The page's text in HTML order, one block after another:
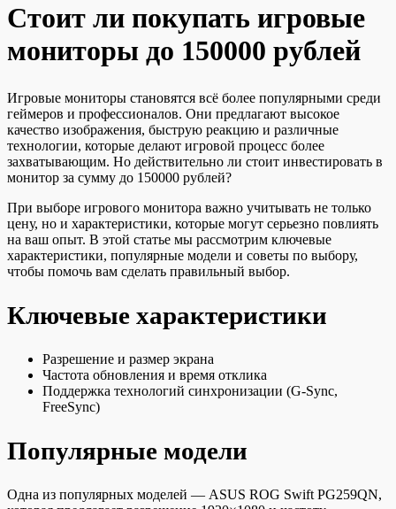
Стоит ли покупать игровые
мониторы до 150000 рублей
Игровые мониторы становятся всё более популярными среди
геймеров и профессионалов. Они предлагают высокое
качество изображения, быструю реакцию и различные
технологии, которые делают игровой процесс более
захватывающим. Но действительно ли стоит инвестировать в
монитор за сумму до 150000 рублей?
При выборе игрового монитора важно учитывать не только
цену, но и характеристики, которые могут серьезно повлиять
на ваш опыт. В этой статье мы рассмотрим ключевые
характеристики, популярные модели и советы по выбору,
чтобы помочь вам сделать правильный выбор.
Ключевые характеристики
Разрешение и размер экрана
Частота обновления и время отклика
Поддержка технологий синхронизации (G-Sync,
FreeSync)
Популярные модели
Одна из популярных моделей — ASUS ROG Swift PG259QN,